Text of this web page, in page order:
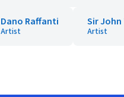
Dano Raffanti
Artist
Sir
Artist